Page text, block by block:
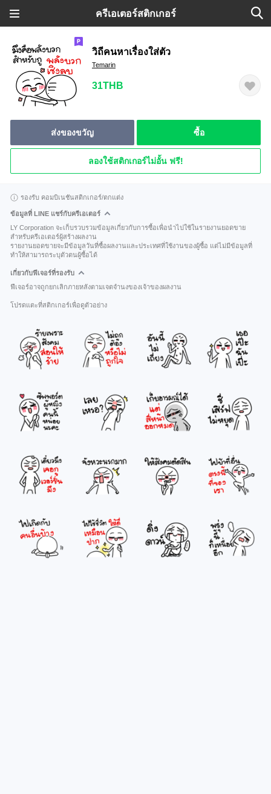
ครีเอเตอร์สติกเกอร์
วิถีคนหาเรื่องใส่ตัว
Temarin
31THB
ส่งของขวัญ ซื้อ
ลองใช้สติกเกอร์ไม่อั้น ฟรี!
รองรับ คอมบิเนชันสติกเกอร์/ตกแต่ง
ข้อมูลที่ LINE แชร์กับครีเอเตอร์
LY Corporation จะเก็บรวบรวมข้อมูลเกี่ยวกับการซื้อเพื่อนำไปใช้ในรายงานยอดขาย
สำหรับครีเอเตอร์ผู้สร้างผลงาน
รายงานยอดขายจะมีข้อมูลวันที่ซื้อผลงานและประเทศที่ใช้งานของผู้ซื้อ แต่ไม่มีข้อมูลที่
ทำให้สามารถระบุตัวตนผู้ซื้อได้
เกี่ยวกับฟีเจอร์ที่รองรับ
ฟีเจอร์อาจถูกยกเลิกภายหลังตามเจตจำนงของเจ้าของผลงาน
โปรดแตะที่สติกเกอร์เพื่อดูตัวอย่าง